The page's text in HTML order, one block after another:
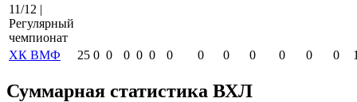
11/12 |
Регулярный
чемпионат
ХК ВМФ
25 0 0 0 0 0 0 0 0 0 0 0 0
Суммарная статистика ВХЛ